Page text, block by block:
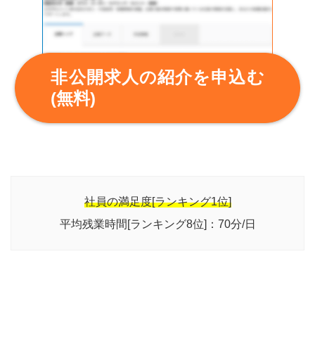
非公開求人の紹介を申込む
(無料)
社員の満足度[ランキング1位]
平均残業時間[ランキング8位]：70分/日